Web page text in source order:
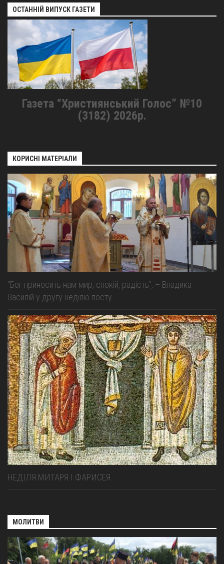
ОСТАННІЙ ВИПУСК ГАЗЕТИ
Газета “Християнський Голос” №10
(3182) 2026р.
КОРИСНІ МАТЕРІАЛИ
“Бог приносить нам мир, спокій, радість”, – Владика
Василій у другу неділю посту
НЕДІЛЯ МИТАРЯ І ФАРИСЕЯ
МОЛИТВИ